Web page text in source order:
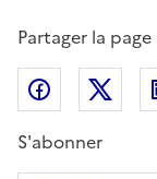
Partager la page
Partager
S'abonner